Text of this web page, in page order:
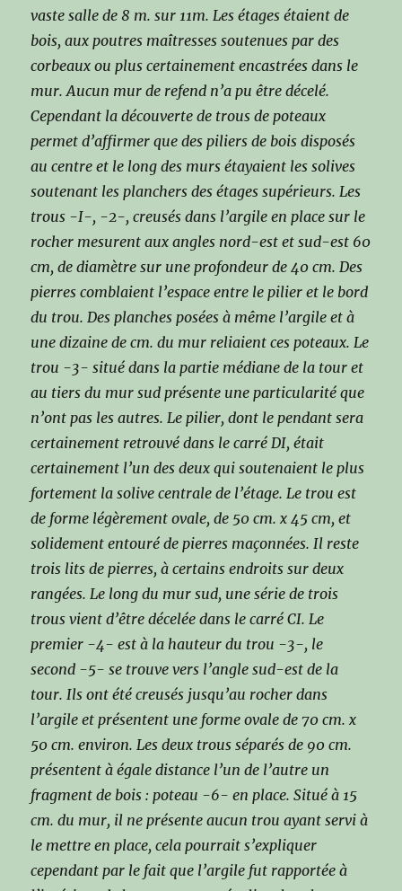
vaste salle de 8 m. sur 11m. Les étages étaient de
bois, aux poutres maîtresses soutenues par des
corbeaux ou plus certainement encastrées dans le
mur. Aucun mur de refend n’a pu être décelé.
Cependant la découverte de trous de poteaux
permet d’affirmer que des piliers de bois disposés
au centre et le long des murs étayaient les solives
soutenant les planchers des étages supérieurs. Les
trous -I-, -2-, creusés dans l’argile en place sur le
rocher mesurent aux angles nord-est et sud-est 60
cm, de diamètre sur une profondeur de 40 cm. Des
pierres comblaient l’espace entre le pilier et le bord
du trou. Des planches posées à même l’argile et à
une dizaine de cm. du mur reliaient ces poteaux. Le
trou -3- situé dans la partie médiane de la tour et
au tiers du mur sud présente une particularité que
n’ont pas les autres. Le pilier, dont le pendant sera
certainement retrouvé dans le carré DI, était
certainement l’un des deux qui soutenaient le plus
fortement la solive centrale de l’étage. Le trou est
de forme légèrement ovale, de 50 cm. x 45 cm, et
solidement entouré de pierres maçonnées. Il reste
trois lits de pierres, à certains endroits sur deux
rangées. Le long du mur sud, une série de trois
trous vient d’être décelée dans le carré CI. Le
premier -4- est à la hauteur du trou -3-, le
second -5- se trouve vers l’angle sud-est de la
tour. Ils ont été creusés jusqu’au rocher dans
l’argile et présentent une forme ovale de 70 cm. x
50 cm. environ. Les deux trous séparés de 90 cm.
présentent à égale distance l’un de l’autre un
fragment de bois : poteau -6- en place. Situé à 15
cm. du mur, il ne présente aucun trou ayant servi à
le mettre en place, cela pourrait s’expliquer
cependant par le fait que l’argile fut rapportée à